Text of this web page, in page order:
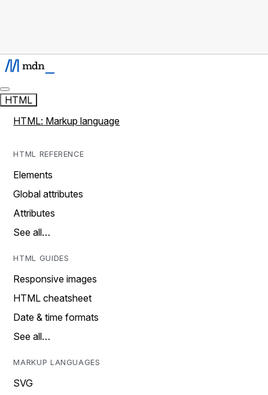
HTML
HTML: Markup language
HTML REFERENCE
Elements
Global attributes
Attributes
See all…
HTML GUIDES
Responsive images
HTML cheatsheet
Date & time formats
See all…
MARKUP LANGUAGES
SVG